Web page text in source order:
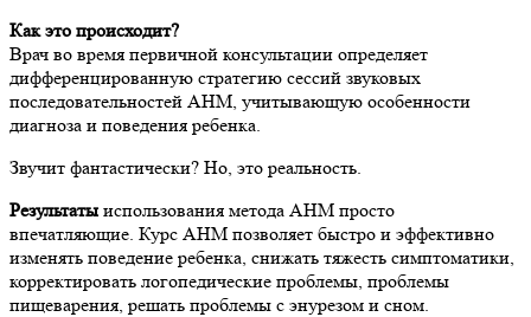
Как это происходит?
Врач во время первичной консультации определяет
дифференцированную стратегию сессий звуковых
последовательностей АНМ, учитывающую особенности
диагноза и поведения ребенка.
Звучит фантастически? Но, это реальность.
Результаты использования метода АНМ просто
впечатляющие. Курс АНМ позволяет быстро и эффективно
изменять поведение ребенка, снижать тяжесть симптоматики,
корректировать логопедические проблемы, проблемы
пищеварения, решать проблемы с энурезом и сном.